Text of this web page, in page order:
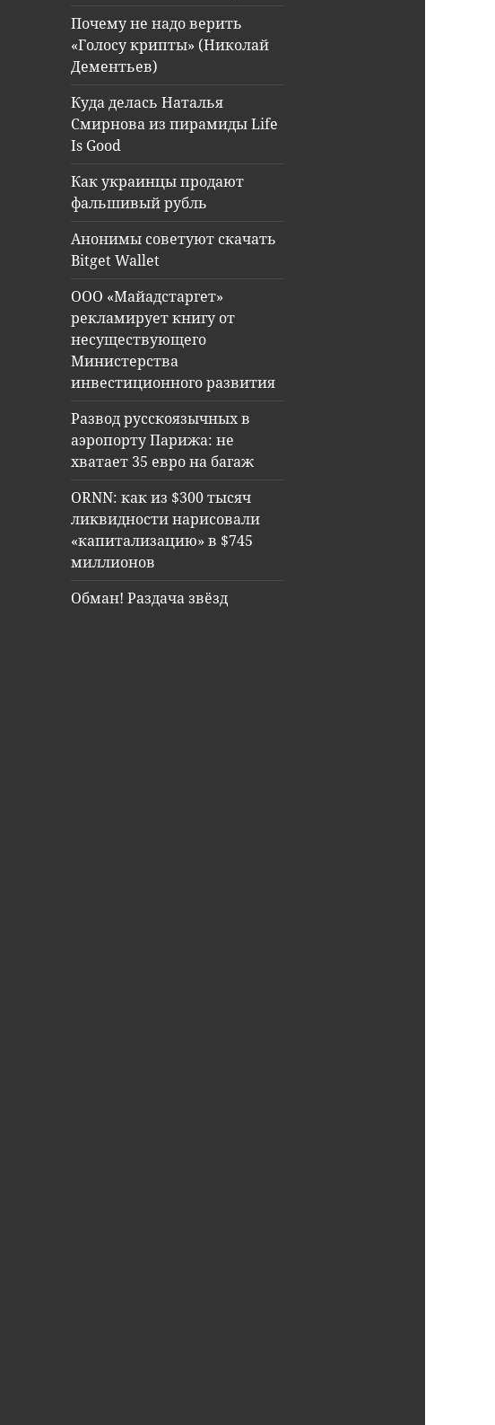
Почему не надо верить
«Голосу крипты» (Николай
Дементьев)
Куда делась Наталья
Смирнова из пирамиды Life
Is Good
Как украинцы продают
фальшивый рубль
Анонимы советуют скачать
Bitget Wallet
ООО «Майадстаргет»
рекламирует книгу от
несуществующего
Министерства
инвестиционного развития
Развод русскоязычных в
аэропорту Парижа: не
хватает 35 евро на багаж
ORNN: как из $300 тысяч
ликвидности нарисовали
«капитализацию» в $745
миллионов
Обман! Раздача звёзд